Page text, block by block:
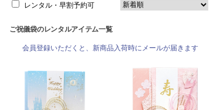
レンタル・早割予約可
ご祝儀袋のレンタルアイテム一覧
会員登録いただくと、新商品入荷時にメールが届きます